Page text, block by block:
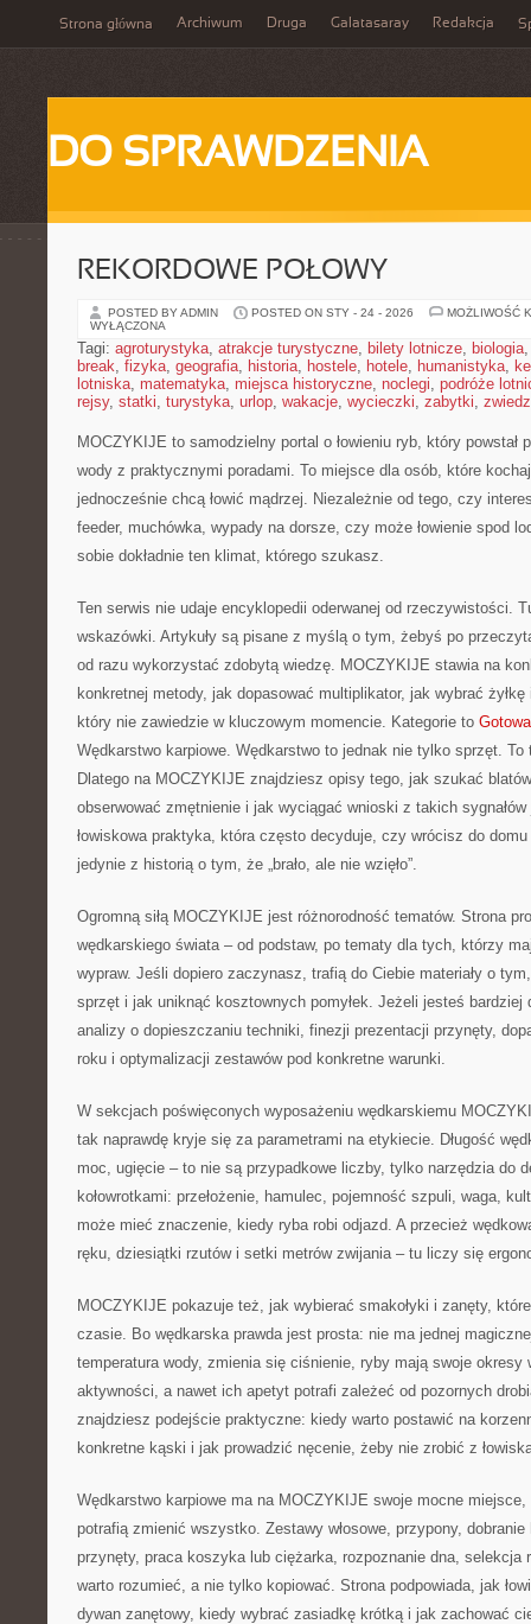
Strona główna Archiwum Druga Galatasaray Redakcja
DO SPRAWDZENIA
REKORDOWE POŁOWY
POSTED BY ADMIN POSTED ON STY - 24 - 2026
MOŻLIWOŚĆ
WYŁĄCZONA
Tagi: agroturystyka, atrakcje turystyczne, bilety lotnicze, biologia
break, fizyka, geografia, historia, hostele, hotele, humanistyka,
lotniska, matematyka, miejsca historyczne, noclegi, podróże
rejsy, statki, turystyka, urlop, wakacje, wycieczki, zabytki,
MOCZYKIJE to samodzielny portal o łowieniu ryb, który powstał
wody z praktycznymi poradami. To miejsce dla osób, które
jednocześnie chcą łowić mądrzej. Niezależnie od tego, czy
feeder, muchówka, wypady na dorsze, czy może łowienie spod
sobie dokładnie ten klimat, którego szukasz.
Ten serwis nie udaje encyklopedii oderwanej od rzeczywistości.
wskazówki. Artykuły są pisane z myślą o tym, żebyś po
od razu wykorzystać zdobytą wiedzę. MOCZYKIJE stawia na
konkretnej metody, jak dopasować multiplikator, jak wybrać
który nie zawiedzie w kluczowym momencie. Kategorie to
Wędkarstwo karpiowe. Wędkarstwo to jednak nie tylko sprzęt.
Dlatego na MOCZYKIJE znajdziesz opisy tego, jak szukać
obserwować zmętnienie i jak wyciągać wnioski z takich
łowiskowa praktyka, która często decyduje, czy wrócisz do
jedynie z historią o tym, że „brało, ale nie wzięło”.
Ogromną siłą MOCZYKIJE jest różnorodność tematów. Strona
wędkarskiego świata – od podstaw, po tematy dla tych, którzy
wypraw. Jeśli dopiero zaczynasz, trafią do Ciebie materiały o
sprzęt i jak uniknąć kosztownych pomyłek. Jeżeli jesteś bardziej
analizy o dopieszczaniu techniki, finezji prezentacji przynęty,
roku i optymalizacji zestawów pod konkretne warunki.
W sekcjach poświęconych wyposażeniu wędkarskiemu
tak naprawdę kryje się za parametrami na etykiecie. Długość
moc, ugięcie – to nie są przypadkowe liczby, tylko narzędzia do
kołowrotkami: przełożenie, hamulec, pojemność szpuli, waga,
może mieć znaczenie, kiedy ryba robi odjazd. A przecież
ręku, dziesiątki rzutów i setki metrów zwijania – tu liczy się
MOCZYKIJE pokazuje też, jak wybierać smakołyki i zanęty,
czasie. Bo wędkarska prawda jest prosta: nie ma jednej
temperatura wody, zmienia się ciśnienie, ryby mają swoje okresy
aktywności, a nawet ich apetyt potrafi zależeć od pozornych
znajdziesz podejście praktyczne: kiedy warto postawić na
konkretne kąski i jak prowadzić nęcenie, żeby nie zrobić z
Wędkarstwo karpiowe ma na MOCZYKIJE swoje mocne
potrafią zmienić wszystko. Zestawy włosowe, przypony,
przynęty, praca koszyka lub ciężarka, rozpoznanie dna, selekcja
warto rozumieć, a nie tylko kopiować. Strona podpowiada, jak
dywan zanętowy, kiedy wybrać zasiadkę krótką i jak zachować